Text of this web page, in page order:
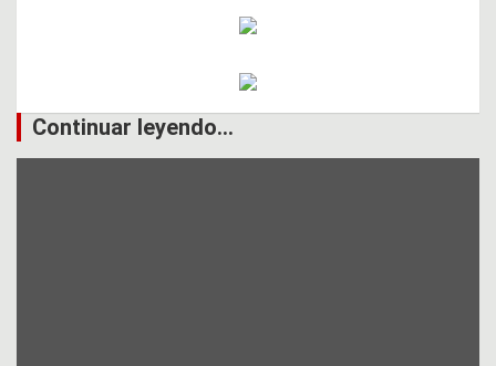
Continuar leyendo...